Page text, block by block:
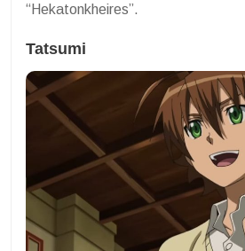
“Hekatonkheires”.
Tatsumi